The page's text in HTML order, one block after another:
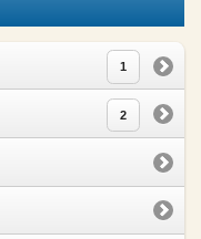
1
2